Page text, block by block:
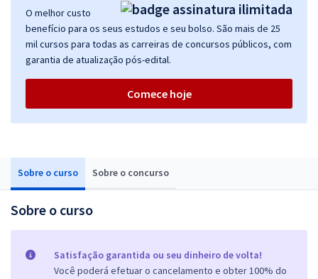
Sobre o curso Sobre o concurso
Sobre o curso
Satisfação garantida ou seu dinheiro de volta!
Você poderá efetuar o cancelamento e obter 100% do
O melhor custo
benefício para os seus estudos e seu bolso. São mais de 25
mil cursos para todas as carreiras de concursos públicos, com
garantia de atualização pós-edital.
Comece hoje